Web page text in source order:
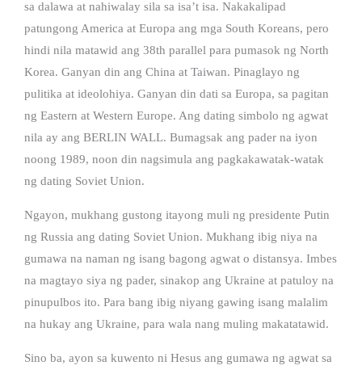
sa dalawa at nahiwalay sila sa isa’t isa. Nakakalipad
patungong America at Europa ang mga South Koreans, pero
hindi nila matawid ang 38th parallel para pumasok ng North
Korea. Ganyan din ang China at Taiwan. Pinaglayo ng
pulitika at ideolohiya. Ganyan din dati sa Europa, sa pagitan
ng Eastern at Western Europe. Ang dating simbolo ng agwat
nila ay ang BERLIN WALL. Bumagsak ang pader na iyon
noong 1989, noon din nagsimula ang pagkakawatak-watak
ng dating Soviet Union.
Ngayon, mukhang gustong itayong muli ng presidente Putin
ng Russia ang dating Soviet Union. Mukhang ibig niya na
gumawa na naman ng isang bagong agwat o distansya. Imbes
na magtayo siya ng pader, sinakop ang Ukraine at patuloy na
pinupulbos ito. Para bang ibig niyang gawing isang malalim
na hukay ang Ukraine, para wala nang muling makatatawid.
Sino ba, ayon sa kuwento ni Hesus ang gumawa ng agwat sa